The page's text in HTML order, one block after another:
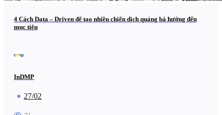
4 Cách Data – Driven để tạo nhiều chiến dịch quảng bá hướng đến
mục tiêu
InDMP
27/02